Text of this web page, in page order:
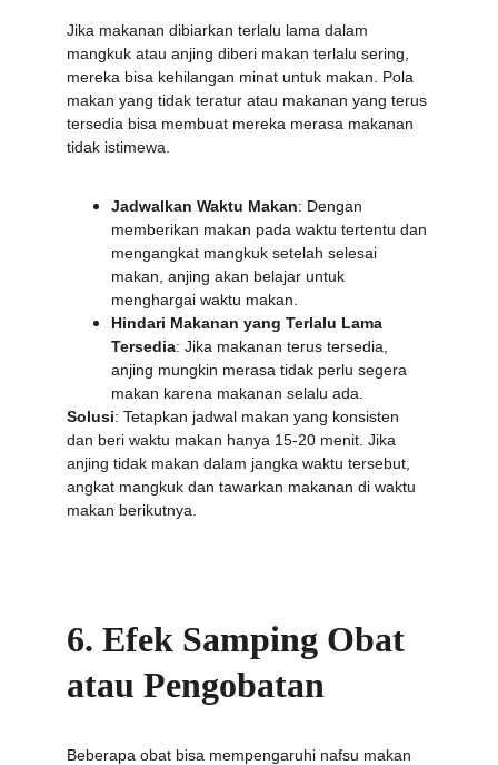
Jika makanan dibiarkan terlalu lama dalam
mangkuk atau anjing diberi makan terlalu sering,
mereka bisa kehilangan minat untuk makan. Pola
makan yang tidak teratur atau makanan yang terus
tersedia bisa membuat mereka merasa makanan
tidak istimewa.
Jadwalkan Waktu Makan: Dengan
memberikan makan pada waktu tertentu dan
mengangkat mangkuk setelah selesai
makan, anjing akan belajar untuk
menghargai waktu makan.
Hindari Makanan yang Terlalu Lama
Tersedia: Jika makanan terus tersedia,
anjing mungkin merasa tidak perlu segera
makan karena makanan selalu ada.
Solusi: Tetapkan jadwal makan yang konsisten
dan beri waktu makan hanya 15-20 menit. Jika
anjing tidak makan dalam jangka waktu tersebut,
angkat mangkuk dan tawarkan makanan di waktu
makan berikutnya.
6. Efek Samping Obat
atau Pengobatan
Beberapa obat bisa mempengaruhi nafsu makan